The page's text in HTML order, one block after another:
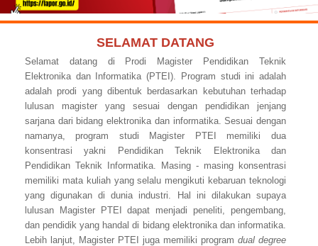
SELAMAT DATANG
Selamat datang di Prodi Magister Pendidikan Teknik
Elektronika dan Informatika (PTEI). Program studi ini adalah
adalah prodi yang dibentuk berdasarkan kebutuhan terhadap
lulusan magister yang sesuai dengan pendidikan jenjang
sarjana dari bidang elektronika dan informatika. Sesuai dengan
namanya, program studi Magister PTEI memiliki dua
konsentrasi yakni Pendidikan Teknik Elektronika dan
Pendidikan Teknik Informatika. Masing - masing konsentrasi
memiliki mata kuliah yang selalu mengikuti kebaruan teknologi
yang digunakan di dunia industri. Hal ini dilakukan supaya
lulusan Magister PTEI dapat menjadi peneliti, pengembang,
dan pendidik yang handal di bidang elektronika dan informatika.
Lebih lanjut, Magister PTEI juga memiliki program dual degree